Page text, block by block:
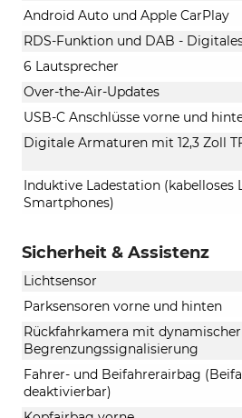
Android Auto und Apple CarPlay
RDS-Funktion und DAB -
6 Lautsprecher
Over-the-Air-Updates
USB-C Anschlüsse vorne und
Digitale Armaturen mit 12,3 Zoll
Induktive Ladestation (kabelloses
Smartphones)
Sicherheit & Assistenz
Lichtsensor
Parksensoren vorne und hinten
Rückfahrkamera mit dynamischer
Begrenzungssignalisierung
Fahrer- und Beifahrerairbag
deaktivierbar)